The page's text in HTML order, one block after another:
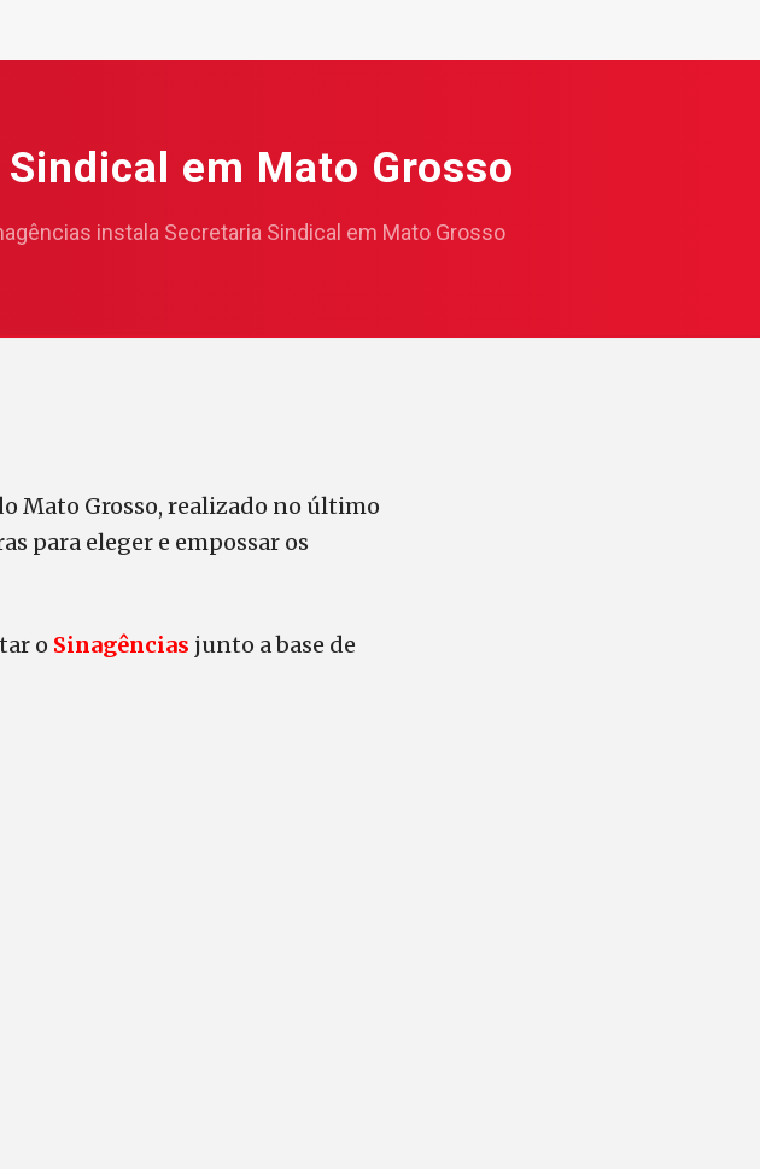
em Mato Grosso
instala Secretaria Sindical em Mato Grosso
Mato Grosso, realizado no último
para eleger e empossar os
o Sinagências junto a base de